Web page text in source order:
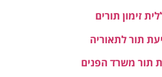
זימון תורים
תור לתאוריה
תור משרד הפנים